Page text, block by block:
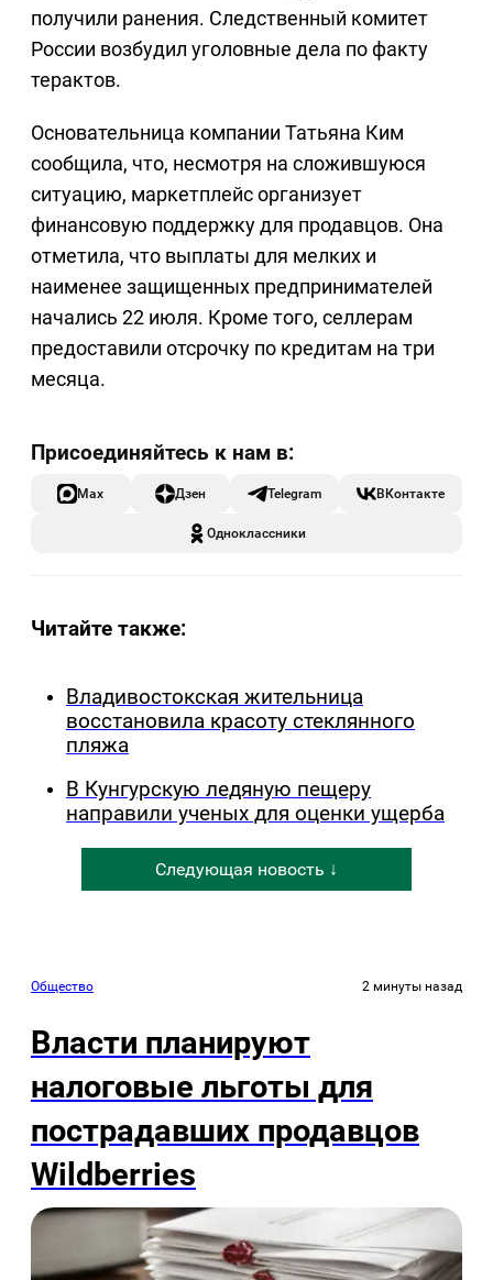
получили ранения. Следственный комитет
России возбудил уголовные дела по факту
терактов.
Основательница компании Татьяна Ким
сообщила, что, несмотря на сложившуюся
ситуацию, маркетплейс организует
финансовую поддержку для продавцов. Она
отметила, что выплаты для мелких и
наименее защищенных предпринимателей
начались 22 июля. Кроме того, селлерам
предоставили отсрочку по кредитам на три
месяца.
Max Дзен Telegram ВКонтакте
Одноклассники
Читайте также:
Владивостокская жительница
восстановила красоту стеклянного
пляжа
В Кунгурскую ледяную пещеру
направили ученых для оценки ущерба
Следующая новость ↓
Общество 2 минуты назад
Власти планируют
налоговые льготы для
пострадавших продавцов
Wildberries